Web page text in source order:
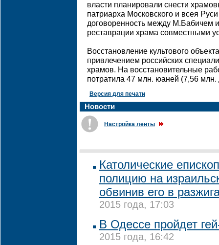
власти планировали снести
патриарха Московского и всея
договоренность между М.Бабичем
реставрации храма совместными
Восстановление культового
привлечением российских
храмов. На восстановительные
потратила 47 млн. юаней (7,56 млн.
Версия для печати
Новости
Настройка ленты
Католические
полицию на
обвинив его в
2015 года, 17:03
В Одессе пройдет
2015 года, 16:42